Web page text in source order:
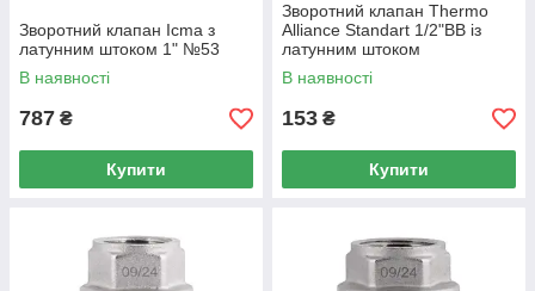
Зворотний клапан Icma з
латунним штоком 1" №53
В наявності
787 ₴
Купити
Зворотний клапан Thermo
Alliance Standart 1/2"ВВ із
латунним штоком
TAS240W15
В наявності
153 ₴
Купити